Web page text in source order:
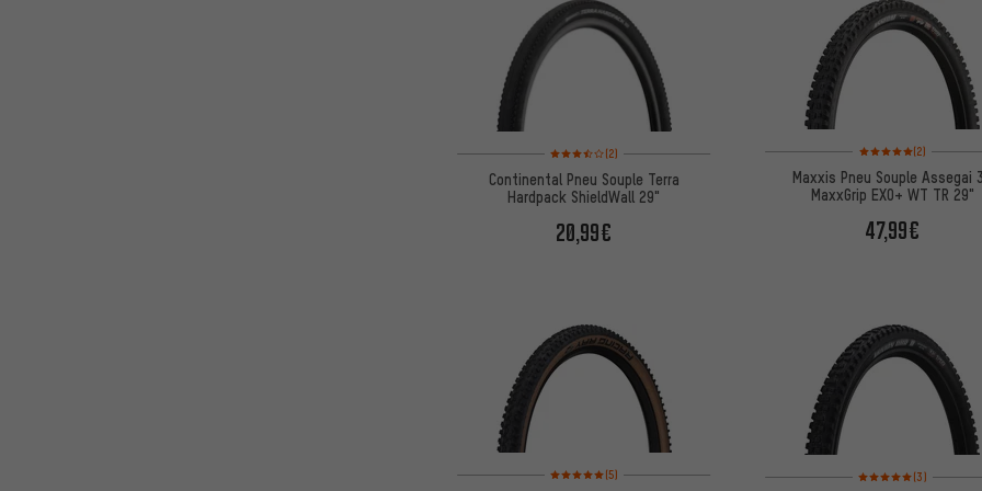
Note moyenne : 3,5 sur 5 d'après 2 avis
(2)
Continental Pneu Souple Terra
Hardpack ShieldWall 29"
20,99€
Note moyenne : 5 sur 5
(2)
Maxxis Pneu Souple Assegai
MaxxGrip EXO+ WT TR 29"
47,99€
Note moyenne : 5 sur 5 d'après 5 avis
(5) Note moyenne : 5 sur 5
(3)